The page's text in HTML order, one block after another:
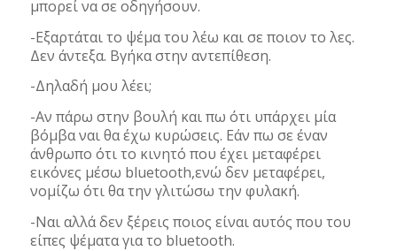
μπορεί να σε οδηγήσουν.
-Εξαρτάται το ψέμα του λέω και σε ποιον το λες.
Δεν άντεξα. Βγήκα στην αντεπίθεση.
-Δηλαδή μου λέει;
-Αν πάρω στην βουλή και πω ότι υπάρχει μία
βόμβα ναι θα έχω κυρώσεις. Εάν πω σε έναν
άνθρωπο ότι το κινητό που έχει μεταφέρει
εικόνες μέσω bluetooth,ενώ δεν μεταφέρει,
νομίζω ότι θα την γλιτώσω την φυλακή.
-Ναι αλλά δεν ξέρεις ποιος είναι αυτός που του
είπες ψέματα για το bluetooth.